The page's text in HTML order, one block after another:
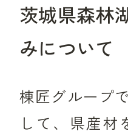
茨城県森林
みについて
棟匠グループ
して、県産